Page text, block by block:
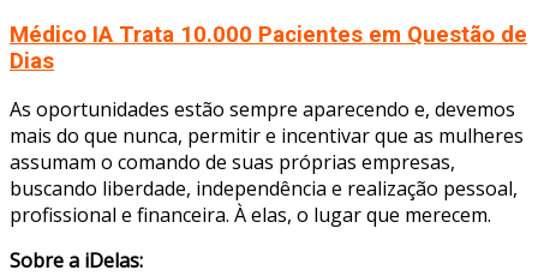
Médico IA Trata 10.000 Pacientes em Questão de
Dias
As oportunidades estão sempre aparecendo e, devemos
mais do que nunca, permitir e incentivar que as mulheres
assumam o comando de suas próprias empresas,
buscando liberdade, independência e realização pessoal,
profissional e financeira. À elas, o lugar que merecem.
Sobre a iDelas: